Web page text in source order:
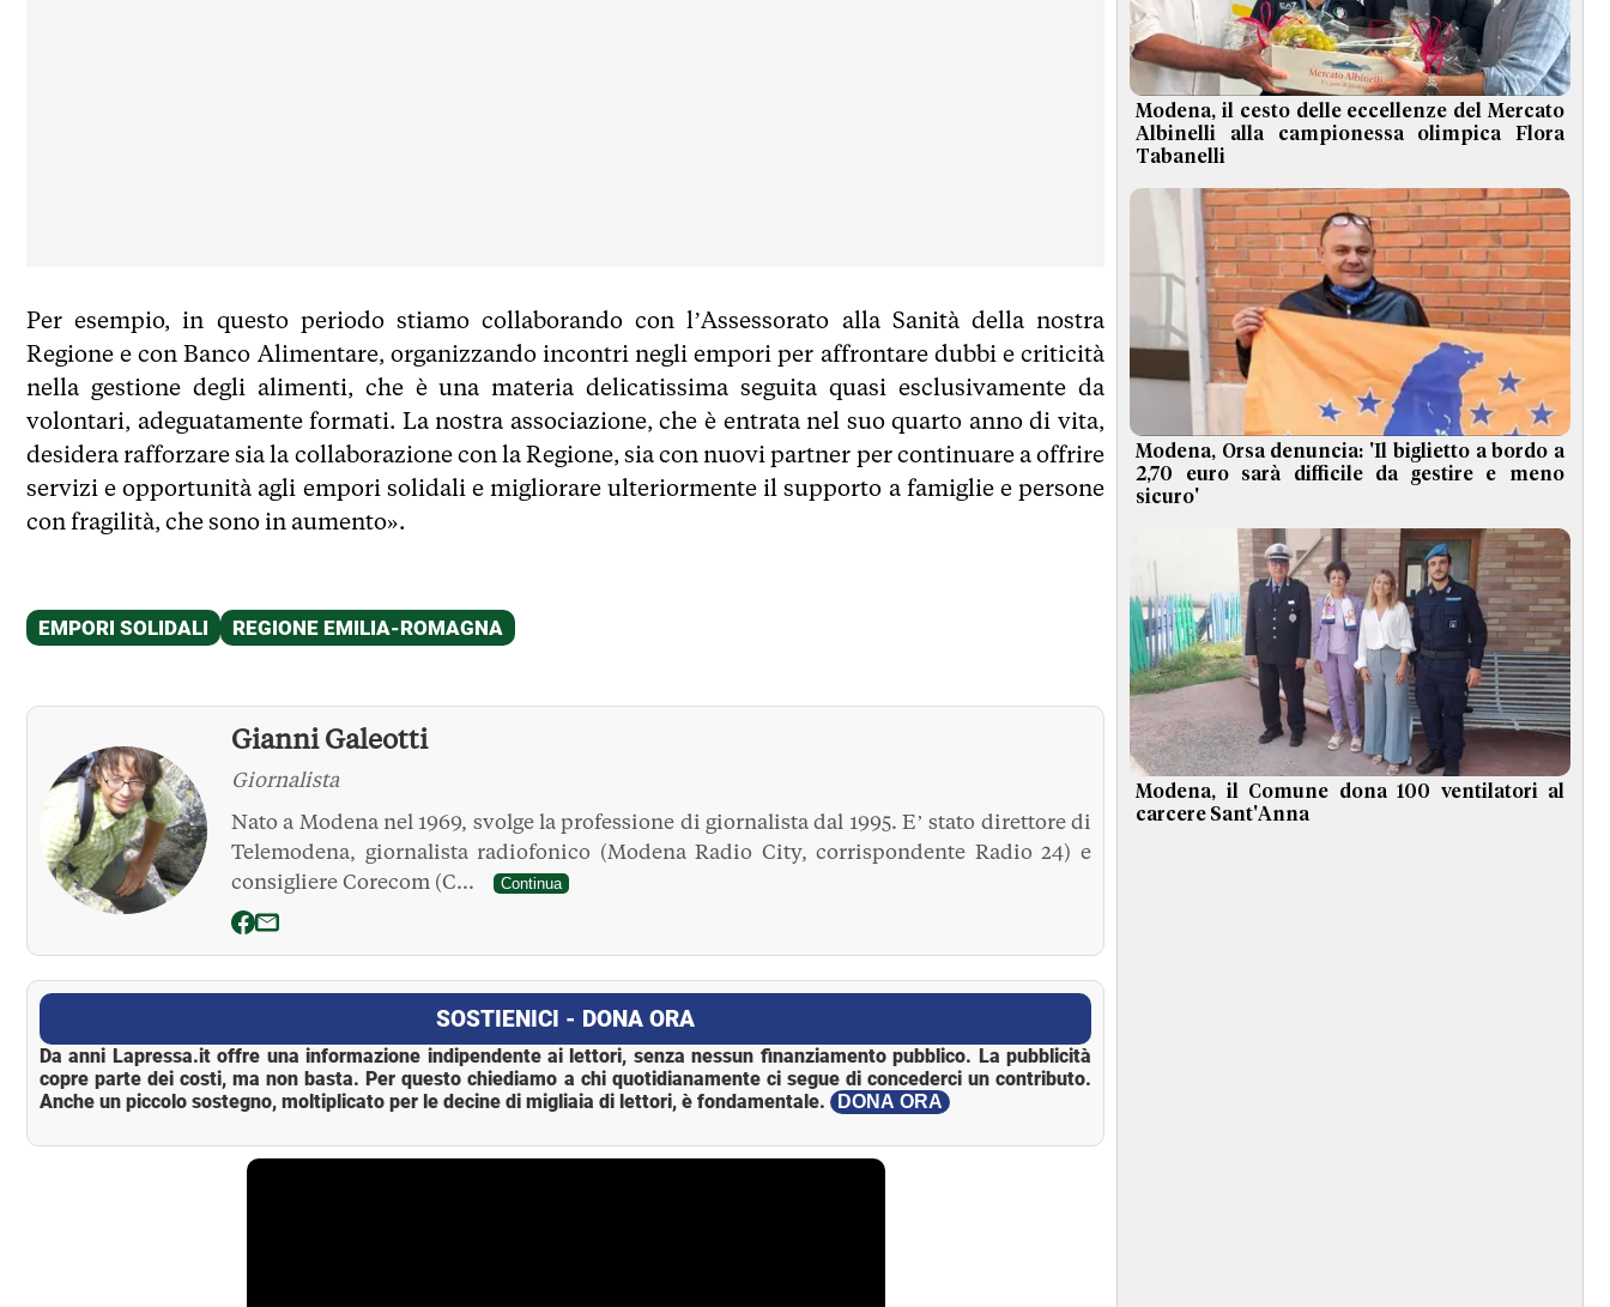
Per esempio, in questo periodo stiamo collaborando con l’Assessorato alla Sanità della nostra
Regione e con Banco Alimentare, organizzando incontri negli empori per affrontare dubbi e criticità
nella gestione degli alimenti, che è una materia delicatissima seguita quasi esclusivamente da
volontari, adeguatamente formati. La nostra associazione, che è entrata nel suo quarto anno di vita,
desidera rafforzare sia la collaborazione con la Regione, sia con nuovi partner per continuare a offrire
servizi e opportunità agli empori solidali e migliorare ulteriormente il supporto a famiglie e persone
con fragilità, che sono in aumento».
Gianni Galeotti
Giornalista
Nato a Modena nel 1969, svolge la professione di giornalista dal 1995. E’ stato direttore di
Telemodena, giornalista radiofonico (Modena Radio City, corrispondente Radio 24) e
consigliere Corecom (C...
Continua
La Pressa
SOSTIENICI - DONA ORA
Da anni Lapressa.it offre una informazione indipendente ai lettori, senza nessun finanziamento pubblico. La pubblicità
copre parte dei costi, ma non basta. Per questo chiediamo a chi quotidianamente ci segue di concederci un contributo.
Anche un piccolo sostegno, moltiplicato per le decine di migliaia di lettori, è fondamentale.
DONA ORA
Modena, il cesto delle eccellenze del Mercato
Albinelli alla campionessa olimpica Flora
Tabanelli
Modena, Orsa denuncia: 'Il biglietto a bordo a
2,70 euro sarà difficile da gestire e meno
sicuro'
Modena, il Comune dona 100 ventilatori al
carcere Sant'Anna